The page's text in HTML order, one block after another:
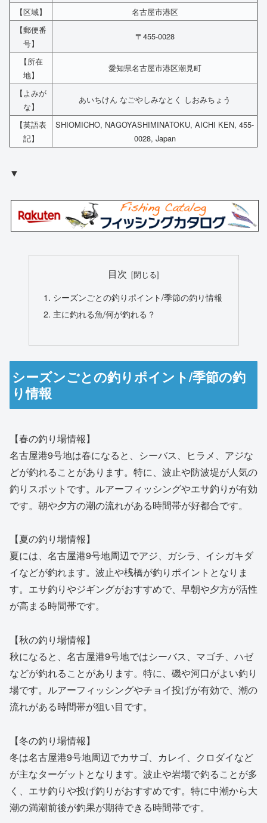
【区域】
名古屋市港区
【郵便番
号】
〒455-0028
【所在
地】
愛知県名古屋市港区潮見町
【よみが
な】
あいちけん なごやしみなとく しおみちょう
【英語表
記】
SHIOMICHO, NAGOYASHIMINATOKU, AICHI KEN, 455-
0028, Japan
▼
目次
シーズンごとの釣りポイント/季節の釣り情報
主に釣れる魚/何が釣れる？
シーズンごとの釣りポイント/季節の釣
り情報
【春の釣り場情報】
名古屋港9号地は春になると、シーバス、ヒラメ、アジな
どが釣れることがあります。特に、波止や防波堤が人気の
釣りスポットです。ルアーフィッシングやエサ釣りが有効
です。朝や夕方の潮の流れがある時間帯が好都合です。
【夏の釣り場情報】
夏には、名古屋港9号地周辺でアジ、ガシラ、イシガキダ
イなどが釣れます。波止や桟橋が釣りポイントとなりま
す。エサ釣りやジギングがおすすめで、早朝や夕方が活性
が高まる時間帯です。
【秋の釣り場情報】
秋になると、名古屋港9号地ではシーバス、マゴチ、ハゼ
などが釣れることがあります。特に、磯や河口がよい釣り
場です。ルアーフィッシングやチョイ投げが有効で、潮の
流れがある時間帯が狙い目です。
【冬の釣り場情報】
冬は名古屋港9号地周辺でカサゴ、カレイ、クロダイなど
が主なターゲットとなります。波止や岩場で釣ることが多
く、エサ釣りや投げ釣りがおすすめです。特に中潮から大
潮の満潮前後が釣果が期待できる時間帯です。